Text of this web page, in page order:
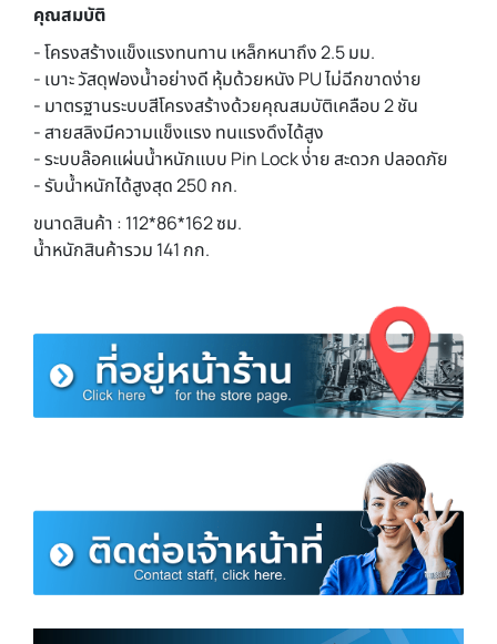
คุณสมบัติ
- โครงสร้างแข็งแรงทนทาน เหล็กหนาถึง 2.5 มม.
- เบาะ วัสดุฟองน้ำอย่างดี หุ้มด้วยหนัง PU ไม่ฉีกขาดง่าย
- มาตรฐานระบบสีโครงสร้างด้วยคุณสมบัติเคลือบ 2 ชัน
- สายสลิงมีความแข็งแรง ทนแรงดึงได้สูง
- ระบบล๊อคแผ่นน้ำหนักแบบ Pin Lock ง่่าย สะดวก ปลอดภัย
- รับน้ำหนักได้สูงสุด 250 กก.
ขนาดสินค้า : 112*86*162 ซม.
น้ำหนักสินค้ารวม 141 กก.